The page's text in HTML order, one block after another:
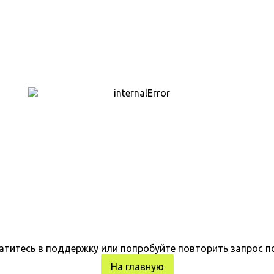
в поддержку или попробуйте повторить запрос
На главную